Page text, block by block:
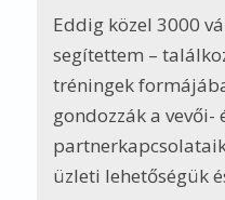
miként
hasznot
Stratégiai